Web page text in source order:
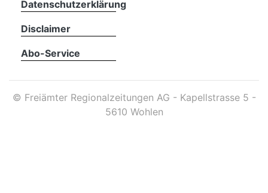
Datenschutzerklärung
Disclaimer
Abo-Service
© Freiämter Regionalzeitungen AG - Kapellstrasse 5 -
5610 Wohlen